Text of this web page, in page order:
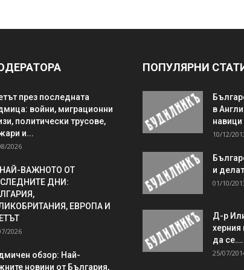
през последната
войни, миграционни
политически трусове,
и...
2026
НАЙ-ВАЖНОТО ОТ
ДНИ:
ЕВРОПА И
2026
обзор: Най-
новини от България,
ПОПУЛЯРНИ
в
навици
10/12/
и
01/10/
Д-р
херния
да
25/07/